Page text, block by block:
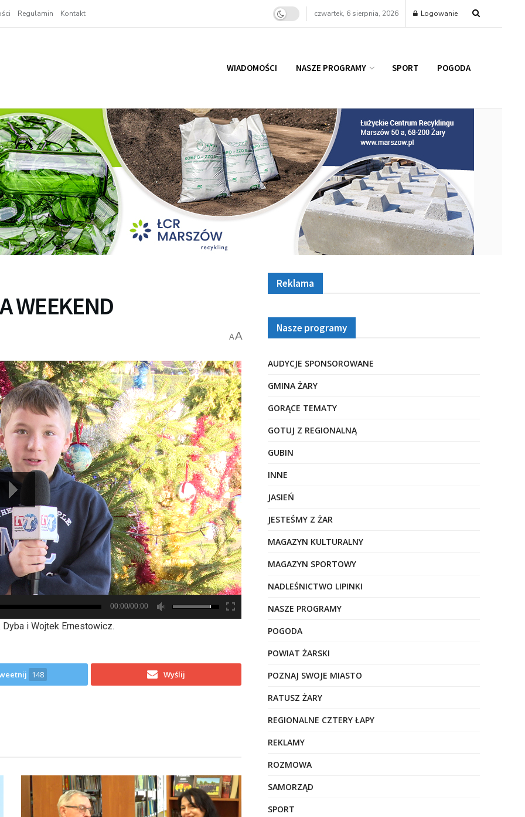
Regulamin Kontakt czwartek, 6 sierpnia, 2026 Logowanie
WIADOMOŚCI NASZE PROGRAMY SPORT POGODA
WEEKEND
AA
00:00/00:00
i Wojtek Ernestowicz.
148 Wyślij
Reklama
Nasze programy
AUDYCJE SPONSOROWANE
GMINA ŻARY
GORĄCE TEMATY
GOTUJ Z REGIONALNĄ
GUBIN
INNE
JASIEŃ
JESTEŚMY Z ŻAR
MAGAZYN KULTURALNY
MAGAZYN SPORTOWY
NADLEŚNICTWO LIPINKI
NASZE PROGRAMY
POGODA
POWIAT ŻARSKI
POZNAJ SWOJE MIASTO
RATUSZ ŻARY
REGIONALNE CZTERY ŁAPY
REKLAMY
ROZMOWA
SAMORZĄD
SPORT